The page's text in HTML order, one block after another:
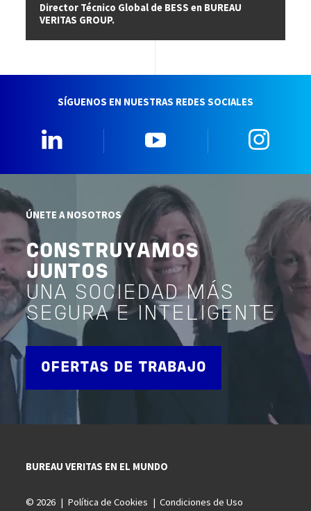
Director Técnico Global de BESS en BUREAU
VERITAS GROUP.
SÍGUENOS EN NUESTRAS REDES SOCIALES
ÚNETE A NOSOTROS
CONSTRUYAMOS
JUNTOS
UNA SOCIEDAD MÁS
SEGURA E INTELIGENTE
OFERTAS DE TRABAJO
BUREAU VERITAS EN EL MUNDO
© 2026 Política de Cookies
Condiciones de Uso